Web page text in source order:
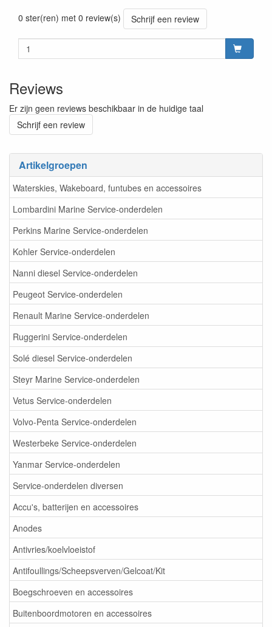
Artikelgroepen
Waterskies, Wakeboard, funtubes en accessoires
Lombardini Marine Service-onderdelen
Perkins Marine Service-onderdelen
Kohler Service-onderdelen
Nanni diesel Service-onderdelen
Peugeot Service-onderdelen
Renault Marine Service-onderdelen
Ruggerini Service-onderdelen
Solé diesel Service-onderdelen
Steyr Marine Service-onderdelen
Vetus Service-onderdelen
Volvo-Penta Service-onderdelen
Westerbeke Service-onderdelen
Yanmar Service-onderdelen
Service-onderdelen diversen
Accu's, batterijen en accessoires
Anodes
Antivries/koelvloeistof
Antifoullings/Scheepsverven/Gelcoat/Kit
Boegschroeven en accessoires
Buitenboordmotoren en accessoires
0 ster(ren) met 0 review(s)
Schrijf een review
Reviews
Er zijn geen reviews beschikbaar in de huidige taal
Schrijf een review